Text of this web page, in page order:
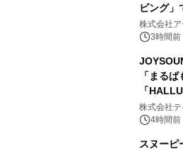
ビング」
事例を株
株式会社ア
3時間前
「まる
「
信リリー
株式会社
4時間前
スヌーピ